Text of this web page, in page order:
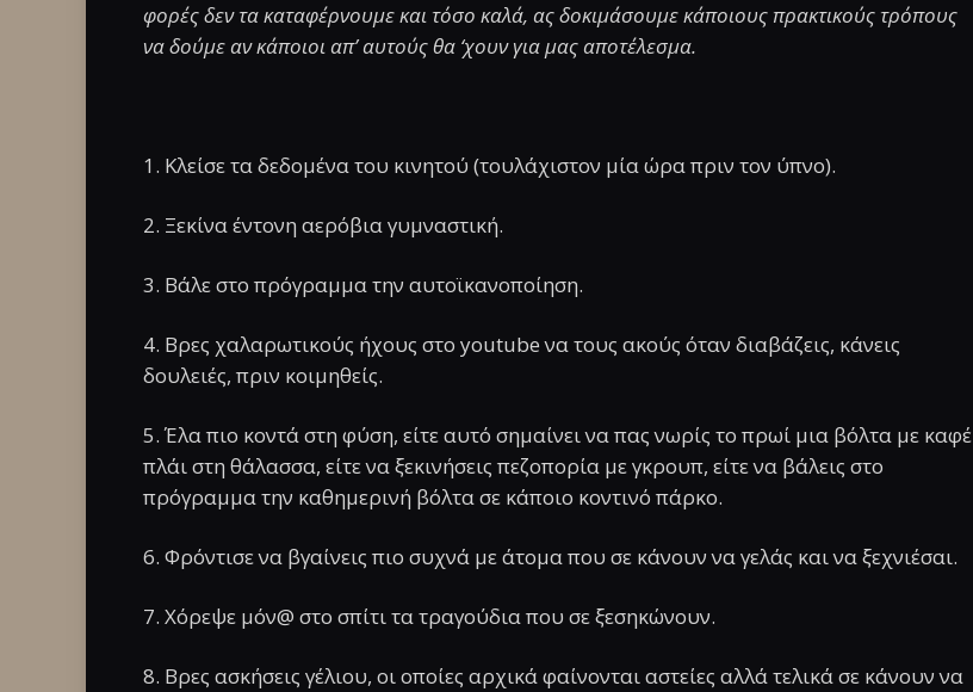
φορές δεν τα καταφέρνουμε και τόσο καλά, ας δοκιμάσουμε κάποιους πρακτικούς τρόπους
να δούμε αν κάποιοι απ’ αυτούς θα ‘χουν για μας αποτέλεσμα.
1. Κλείσε τα δεδομένα του κινητού (τουλάχιστον μία ώρα πριν τον ύπνο).
2. Ξεκίνα έντονη αερόβια γυμναστική.
3. Βάλε στο πρόγραμμα την αυτοϊκανοποίηση.
4. Βρες χαλαρωτικούς ήχους στο youtube να τους ακούς όταν διαβάζεις, κάνεις
δουλειές, πριν κοιμηθείς.
5. Έλα πιο κοντά στη φύση, είτε αυτό σημαίνει να πας νωρίς το πρωί μια βόλτα με καφέ
πλάι στη θάλασσα, είτε να ξεκινήσεις πεζοπορία με γκρουπ, είτε να βάλεις στο
πρόγραμμα την καθημερινή βόλτα σε κάποιο κοντινό πάρκο.
6. Φρόντισε να βγαίνεις πιο συχνά με άτομα που σε κάνουν να γελάς και να ξεχνιέσαι.
7. Χόρεψε μόν@ στο σπίτι τα τραγούδια που σε ξεσηκώνουν.
8. Βρες ασκήσεις γέλιου, οι οποίες αρχικά φαίνονται αστείες αλλά τελικά σε κάνουν να